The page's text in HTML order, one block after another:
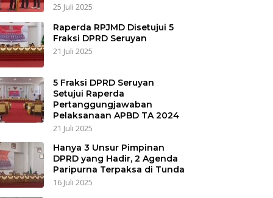
25 Juli 2025
Raperda RPJMD Disetujui 5
Fraksi DPRD Seruyan
21 Juli 2025
5 Fraksi DPRD Seruyan
Setujui Raperda
Pertanggungjawaban
Pelaksanaan APBD TA 2024
21 Juli 2025
Hanya 3 Unsur Pimpinan
DPRD yang Hadir, 2 Agenda
Paripurna Terpaksa di Tunda
16 Juli 2025